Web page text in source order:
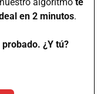
en 2 minutos.
¿Y tú?